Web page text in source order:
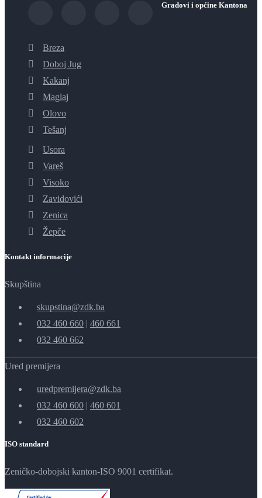
Gradovi i općine Kantona
Breza
Doboj Jug
Kakanj
Maglaj
Olovo
Tešanj
Usora
Vareš
Visoko
Zavidovići
Zenica
Žepče
Kontakt informacije
Skupština
skupstina@zdk.ba
032 460 660 | 460 661
032 460 662
Ured premijera
uredpremijera@zdk.ba
032 460 600 | 460 601
032 460 602
ISO standard
Zeničko-dobojski kanton-ISO 9001 certifikat.